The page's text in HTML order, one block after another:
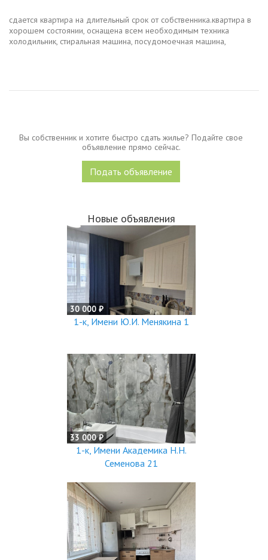
сдается квартира на длительный срок от собственника.квартира в
хорошем состоянии, оснащена всем необходимым техника
холодильник, стиральная машина, посудомоечная машина,
Вы собственник и хотите быстро сдать жилье? Подайте свое
объявление прямо сейчас.
Подать объявление
Новые объявления
30 000 ₽
1-к, Имени Ю.И. Менякина 1
33 000 ₽
1-к, Имени Академика Н.Н.
Семенова 21